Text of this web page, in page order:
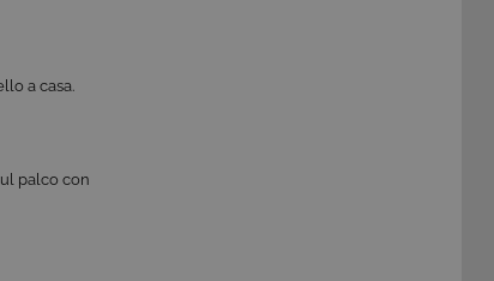
a casa.
palco con
riguardo alla
dati